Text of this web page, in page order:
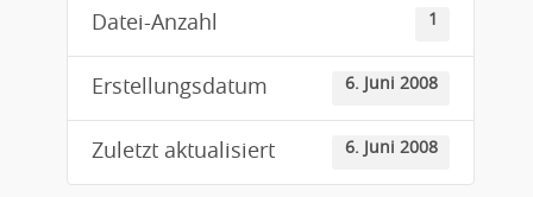
Datei-Anzahl 1
Erstellungsdatum 6. Juni 2008
Zuletzt aktualisiert 6. Juni 2008